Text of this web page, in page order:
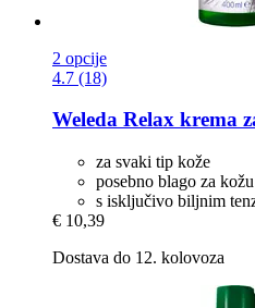
2 opcije
4.7 (18)
Weleda Relax krema
za svaki tip kože
posebno blago za kožu
s isključivo biljnim
€ 10,39
Dostava do 12. kolovoza